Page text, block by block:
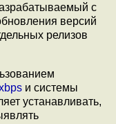
с
версий
релизов
и системы
устанавливать,